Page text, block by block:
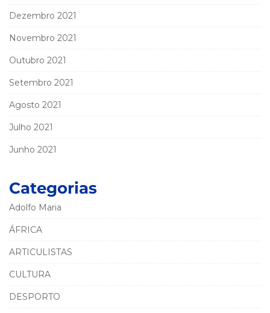
Dezembro 2021
Novembro 2021
Outubro 2021
Setembro 2021
Agosto 2021
Julho 2021
Junho 2021
Categorias
Adolfo Maria
ÁFRICA
ARTICULISTAS
CULTURA
DESPORTO